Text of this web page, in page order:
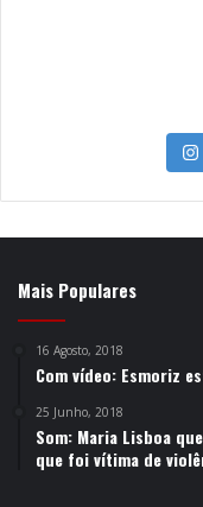
Mais Populares
16 Agosto, 2018
Com vídeo: Esmoriz
25 Junho, 2018
Som: Maria Lisboa
que foi vítima de